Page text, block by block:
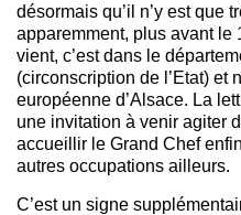
désormais qu’il n’y est que
apparemment, plus avant le
vient, c’est dans le
(circonscription de l’Etat) et
européenne d’Alsace. La
une invitation à venir agiter
accueillir le Grand Chef
autres occupations ailleurs.
C’est un signe